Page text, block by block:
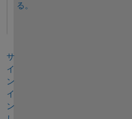
る。
サ
イ
ン
イ
ン